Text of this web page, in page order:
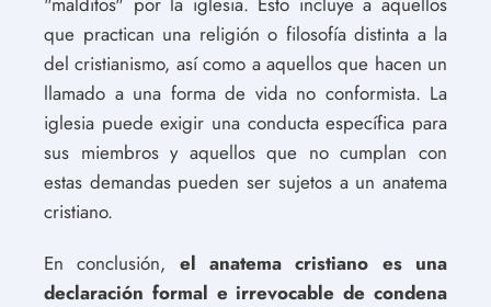
que practican una religión o filosofía distinta a la
del cristianismo, así como a aquellos que hacen un
llamado a una forma de vida no conformista. La
iglesia puede exigir una conducta específica para
sus miembros y aquellos que no cumplan con
estas demandas pueden ser sujetos a un anatema
cristiano.
En conclusión, el anatema cristiano es una
declaración formal e irrevocable de condena